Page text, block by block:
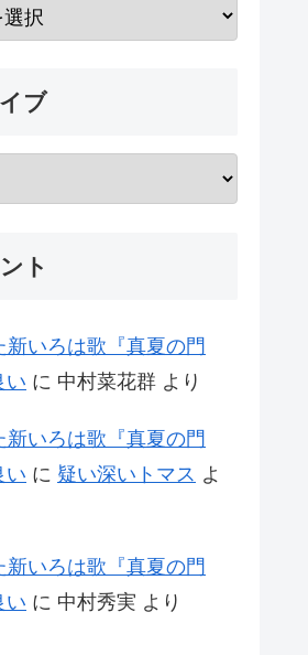
ブ
ト
新いろは歌『真夏の門
い に 中村菜花群 より
新いろは歌『真夏の門
い に 疑い深いトマス よ
新いろは歌『真夏の門
い に 中村秀実 より